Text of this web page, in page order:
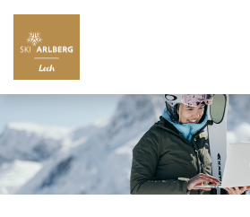
Website Lech Bergbahnen AG